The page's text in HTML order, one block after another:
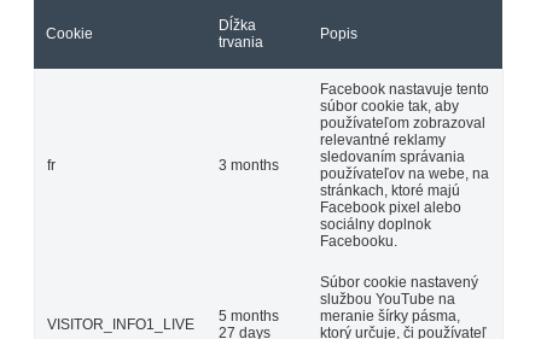
Cookie
Dĺžka
trvania
Popis
fr 3 months
Facebook nastavuje tento
súbor cookie tak, aby
používateľom zobrazoval
relevantné reklamy
sledovaním správania
používateľov na webe, na
stránkach, ktoré majú
Facebook pixel alebo
sociálny doplnok
Facebooku.
VISITOR_INFO1_LIVE
5 months
27 days
Súbor cookie nastavený
službou YouTube na
meranie šírky pásma,
ktorý určuje, či používateľ